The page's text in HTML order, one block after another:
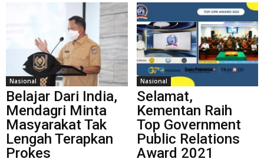
Nasional
Belajar Dari India,
Mendagri Minta
Masyarakat Tak
Lengah Terapkan
Prokes
Nasional
Selamat,
Kementan Raih
Top Government
Public Relations
Award 2021